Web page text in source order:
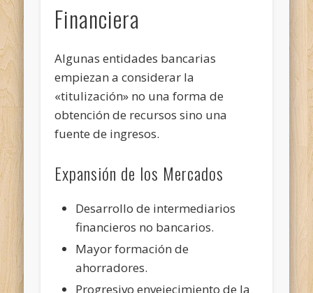
Financiera
Algunas entidades bancarias
empiezan a considerar la
«titulización» no una forma de
obtención de recursos sino una
fuente de ingresos.
Expansión de los Mercados
Desarrollo de intermediarios
financieros no bancarios.
Mayor formación de
ahorradores.
Progresivo envejecimiento de la